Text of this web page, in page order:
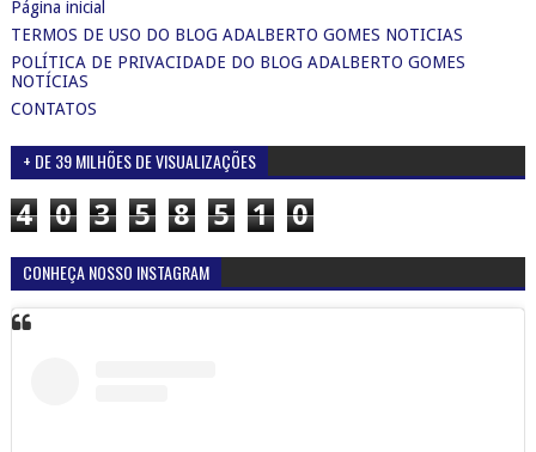
Página inicial
TERMOS DE USO DO BLOG ADALBERTO GOMES NOTICIAS
POLÍTICA DE PRIVACIDADE DO BLOG ADALBERTO GOMES
NOTÍCIAS
CONTATOS
+ DE 39 MILHÕES DE VISUALIZAÇÕES
4 0 3 5 8 5 1 0
CONHEÇA NOSSO INSTAGRAM